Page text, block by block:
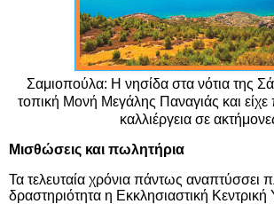
Σαμιοπούλα: H νησίδα στα νότια της
τοπική Μονή Μεγάλης Παναγιάς και
καλλιέργεια σε
Μισθώσεις και πωλητήρια
Τα τελευταία χρόνια πάντως αναπτύσσει
δραστηριότητα η Εκκλησιαστική